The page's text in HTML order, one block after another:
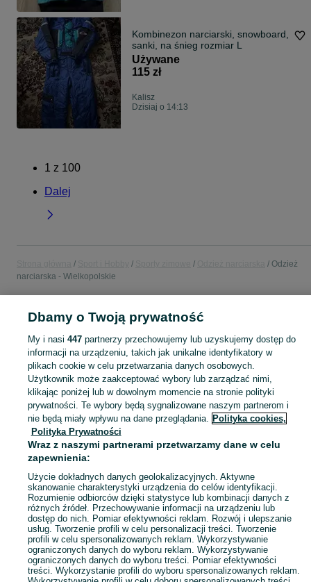
Kombinezon narciarski, snowboard,
sanki, na śnieg rozmiar L
Używane
115 zł
Kalisz
Dzisiaj o 14:13
1 z 100
Dalej
Odzież
narciarska - Wielkopolskie
POLSKA » WIELKOPOLSKIE
KATEGORIA
Zobacz
Mapa kategorii
Mapa miejscowości
Mapa ministron
Popularne wyszukiwania
Dbamy o Twoją prywatność
My i nasi 447partnerzy przechowujemy lub uzyskujemy dostęp do
informacji na urządzeniu, takich jak unikalne identyfikatory w
plikach cookie w celu przetwarzania danych osobowych.
Użytkownik może zaakceptować wybory lub zarządzać nimi,
klikając poniżej lub w dowolnym momencie na stronie polityki
prywatności. Te wybory będą sygnalizowane naszym partnerom i
nie będą miały wpływu na dane przeglądania. Polityka cookies,
Polityka Prywatności
Wraz z naszymi partnerami przetwarzamy dane w celu
zapewnienia:
Użycie dokładnych danych geolokalizacyjnych. Aktywne
skanowanie charakterystyki urządzenia do celów identyfikacji.
Rozumienie odbiorców dzięki statystyce lub kombinacji danych z
różnych źródeł. Przechowywanie informacji na urządzeniu lub
dostęp do nich. Pomiar efektywności reklam. Rozwój i ulepszanie
usług. Tworzenie profili w celu personalizacji treści. Tworzenie
profili w celu spersonalizowanych reklam. Wykorzystywanie
ograniczonych danych do wyboru reklam. Wykorzystywanie
ograniczonych danych do wyboru treści. Pomiar efektywności
treści. Wykorzystanie profili do wyboru spersonalizowanych reklam.